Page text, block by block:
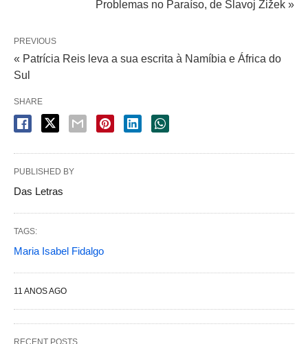
Problemas no Paraíso, de Slavoj Žižek »
PREVIOUS
« Patrícia Reis leva a sua escrita à Namíbia e África do
Sul
SHARE
PUBLISHED BY
Das Letras
TAGS:
Maria Isabel Fidalgo
11 ANOS AGO
RECENT POSTS